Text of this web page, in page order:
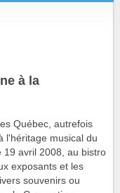
à la
Québec, autrefois
l'héritage musical du
19 avril 2008, au bistro
exposants et les
souvenirs ou